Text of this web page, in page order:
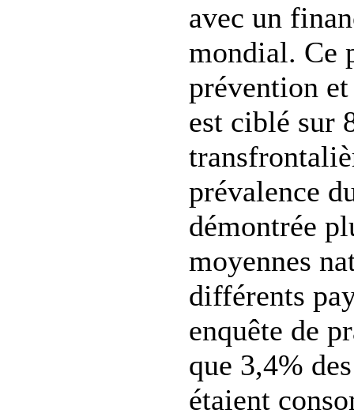
avec un
mondial. Ce
prévention et
est ciblé sur
prévalence
démontrée
moyennes
différents
enquête de
que 3,4%
étaient